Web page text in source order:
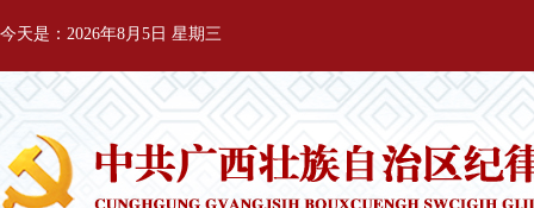
今天是：2026年8月5日 星期三